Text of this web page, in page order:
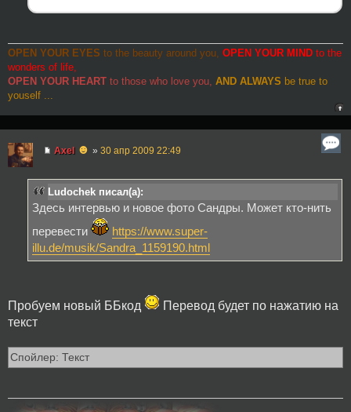
OPEN YOUR EYES to the beauty around you, OPEN YOUR MIND to the
wonders of life,
OPEN YOUR HEART to those who love you, AND ALWAYS be true to
youself ...
Axel ☻ » 30 апр 2009 22:49
Ludochek писал(а):
Здесь интервью и новое фото Сандры. Может кто-нить
перевести
https://www.super-
illu.de/musik/Sandra_1159190.html
Пробуем новый ББкод
Перевод будет по нажатию на
текст
Спойлер: Текст